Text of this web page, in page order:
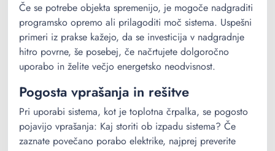
Če se potrebe objekta spremenijo, je mogoče nadgraditi
programsko opremo ali prilagoditi moč sistema. Uspešni
primeri iz prakse kažejo, da se investicija v nadgradnje
hitro povrne, še posebej, če načrtujete dolgoročno
uporabo in želite večjo energetsko neodvisnost.
Pogosta vprašanja in rešitve
Pri uporabi sistema, kot je toplotna črpalka, se pogosto
pojavijo vprašanja: Kaj storiti ob izpadu sistema? Če
zaznate povečano porabo elektrike, najprej preverite